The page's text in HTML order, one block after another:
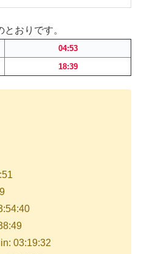
おりです。
04:53
18:39
03:19:32